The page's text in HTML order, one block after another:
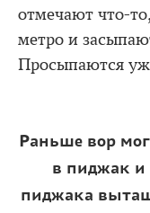
отмечают что-
метро и
Просыпаются
Раньше вор мог
в пиджак и
пиджака